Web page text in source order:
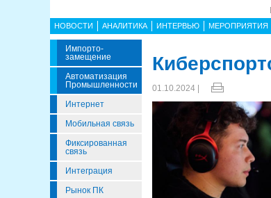
НОВОСТИ АНАЛИТИКА ИНТЕРВЬЮ МЕРОПРИЯТИЯ
Импорто­
Замещение
Автоматизация
Промышленности
Интернет
Мобильная связь
Фиксированная
связь
Интеграция
Рынок ПК
01.10.2024 |